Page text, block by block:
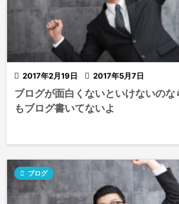
 2017年2月19日  2017年5月7日
ブログが面白くないといけないの
もブログ書いてないよ
 ブログ